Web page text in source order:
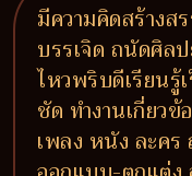
มีความคิดสร้างส
บรรเจิด ถนัดศิล
ไหวพริบดีเรียนรู้
ชัด ทำงานเกี่ยว
เพลง หนัง ละคร